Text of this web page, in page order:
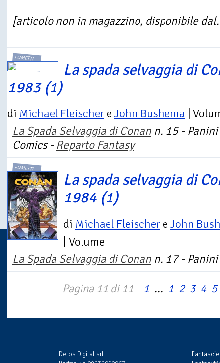
[articolo non in magazzino, disponibile
FUMETTI
La spada selvaggia di
1983 (1)
di Michael Fleischer e John Bushema |
La Spada Selvaggia di Conan n. 15 - Panini
Comics - Reparto Fantasy
FUMETTI
La spada selvaggia di
1984 (1)
di Michael Fleischer e John
| Volume
La Spada Selvaggia di Conan n. 17 -
Pagina 11 di 11 1 ... 1 2 3 4 5
Delos Digital srl